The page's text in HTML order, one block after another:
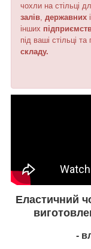
чохли на стільці
залів державних і
інших
під ваші стільці
складу.
Еластичний
-